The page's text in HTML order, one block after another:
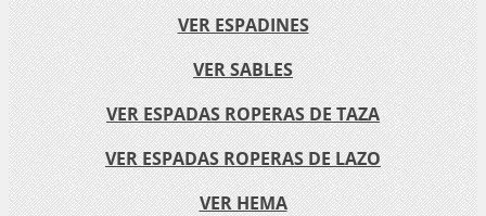
VER ESPADINES
VER SABLES
VER ESPADAS ROPERAS DE TAZA
VER ESPADAS ROPERAS DE LAZO
VER HEMA